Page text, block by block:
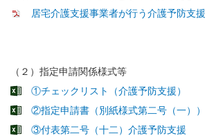
居宅介護支援事業者が行う介護予防支
（２）指定申請関係様式等
①チェックリスト（介護予防支援）
②指定申請書（別紙様式第二号（一））
③付表第二号（十二）介護予防支援